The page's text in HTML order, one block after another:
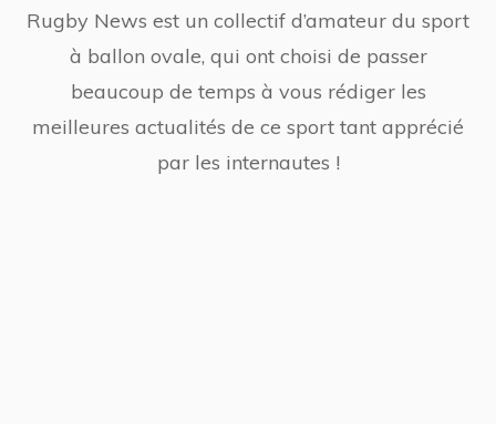
Rugby News est un collectif d’amateur du sport
à ballon ovale, qui ont choisi de passer
beaucoup de temps à vous rédiger les
meilleures actualités de ce sport tant apprécié
par les internautes !